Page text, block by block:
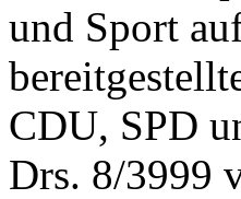
und Sport
CDU, SPD
Drs. 8/3999